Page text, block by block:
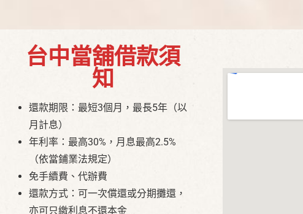
台中當舖借款須
知
還款期限：最短3個月，最長5年（以
月計息）
年利率：最高30%，月息最高2.5%
（依當鋪業法規定）
免手續費、代辦費
還款方式：可一次償還或分期攤還，
亦可只繳利息不還本金